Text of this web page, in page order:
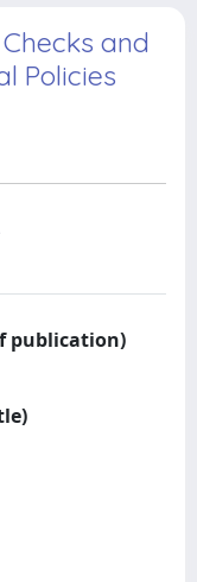
and
Policies
publication)